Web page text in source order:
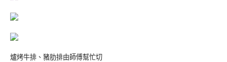
爐烤牛排、豬肋排由師傅幫忙切